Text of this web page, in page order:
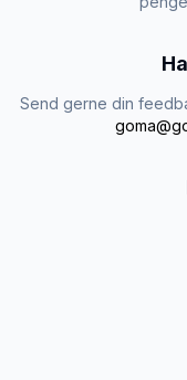
Send gerne din